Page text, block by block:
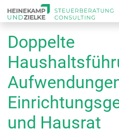
Doppelte
und Hausrat